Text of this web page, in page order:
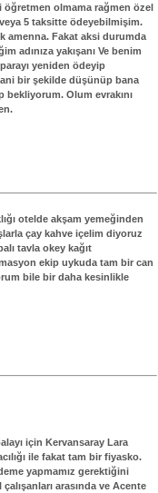
öğretmen olmama rağmen özel
5 taksitte ödeyebilmişim.
amenna. Fakat aksi durumda
adınıza yakışanı Ve benim
yeniden ödeyip
bir şekilde düşünüp bana
bekliyorum. Olum evrakını
otelde akşam yemeğinden
çay kahve içelim diyoruz
tavla okey kağıt
ekip uykuda tam bir can
bile bir daha kesinlikle
için Kervansaray Lara
ile fakat tam bir fiyasko.
yapmamız gerektiğini
arasında ve Acente